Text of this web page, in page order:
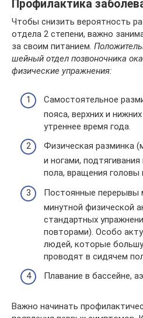
Профилактика
Чтобы снизить вероятность
отдела 2 степени, важно
за своим питанием.
шейный отдел позвоночника
физические упражнения:
Самостоятельное
пояса, верхних и
утреннее время года.
Физическая разминка
и ногами,
пола, вращения
Постоянные перерывы
минутной физической
стандартных
повторами). Особо
людей, которые
проводят в сидячем
Плавание в бассейне,
Важно начинать